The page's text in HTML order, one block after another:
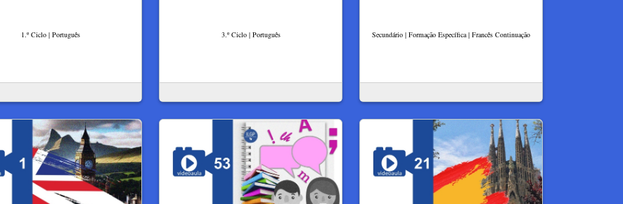
1.º Ciclo | Português 3.º Ciclo | Português Secundário | Formação Específica | Francês Continuação